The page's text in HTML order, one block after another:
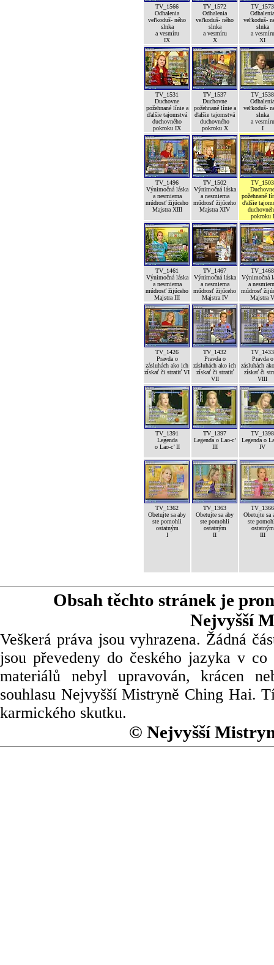
TV_1566
Odhalenia
veľkoduš- ného
slnka
a vesmíru
IX
TV_1572
Odhalenia
veľkoduš- ného
slnka
a vesmíru
X
TV_1573
Odhalenia
veľkoduš-
slnka
a vesmíru
XI
TV_1531
Duchovne
požehnané línie a
ďalšie tajomstvá
duchovného
pokroku IX
TV_1537
Duchovne
požehnané línie a
ďalšie tajomstvá
duchovného
pokroku X
TV_1538
Odhalenia
veľkoduš-
slnka
a vesmíru
I
TV_1496
Výnimočná láska
a nesmierna
múdrosť žijúceho
Majstra XIII
TV_1502
Výnimočná láska
a nesmierna
múdrosť žijúceho
Majstra XIV
TV_1503
Duchovne
požehnané
ďalšie
pokroku I
TV_1461
Výnimočná láska
a nesmierna
múdrosť žijúceho
Majstra III
TV_1467
Výnimočná láska
a nesmierna
múdrosť žijúceho
Majstra IV
TV_1468
Výnimočná
a
múdrosť
Majstra V
TV_1426
Pravda o
zásluhách ako ich
získať či stratiť VI
TV_1432
Pravda o
zásluhách ako ich
získať či stratiť
VII
TV_1433
Pravda o
zásluhách
získať či
VIII
TV_1391
Legenda
o Lao-c’ II
TV_1397
Legenda o Lao-c’
III
TV_1398
Legenda o
IV
TV_1362
Obetujte sa aby
ste pomohli
ostatným
I
TV_1363
Obetujte sa aby
ste pomohli
ostatným
II
TV_1366
Obetujte sa
ste
ostatným
III
Obsah těchto stránek je
Nejvyšší
Veškerá práva jsou vyhrazena. Žádná
jsou převedeny do českého jazyka v
materiálů nebyl upravován, krácen
souhlasu Nejvyšší Mistryně Ching Hai.
karmického skutku.
© Nejvyšší